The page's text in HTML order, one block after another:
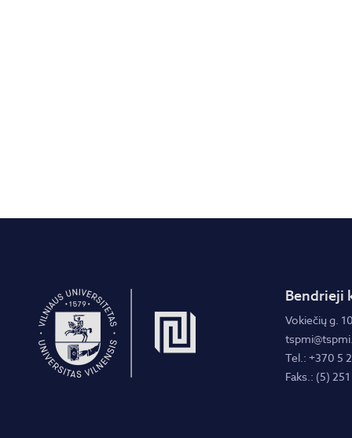
Bendrieji
Vokiečių g.
Tel.: +370 5
Faks.: (5)